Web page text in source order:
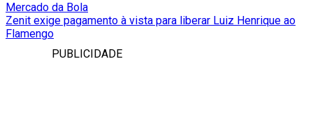
Mercado da Bola
Zenit exige pagamento à vista para liberar Luiz Henrique ao
Flamengo
PUBLICIDADE